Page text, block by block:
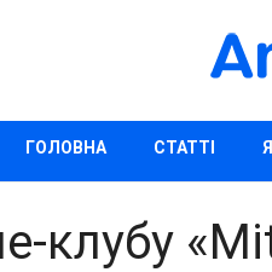
ГОЛОВНА СТАТТІ
клубу